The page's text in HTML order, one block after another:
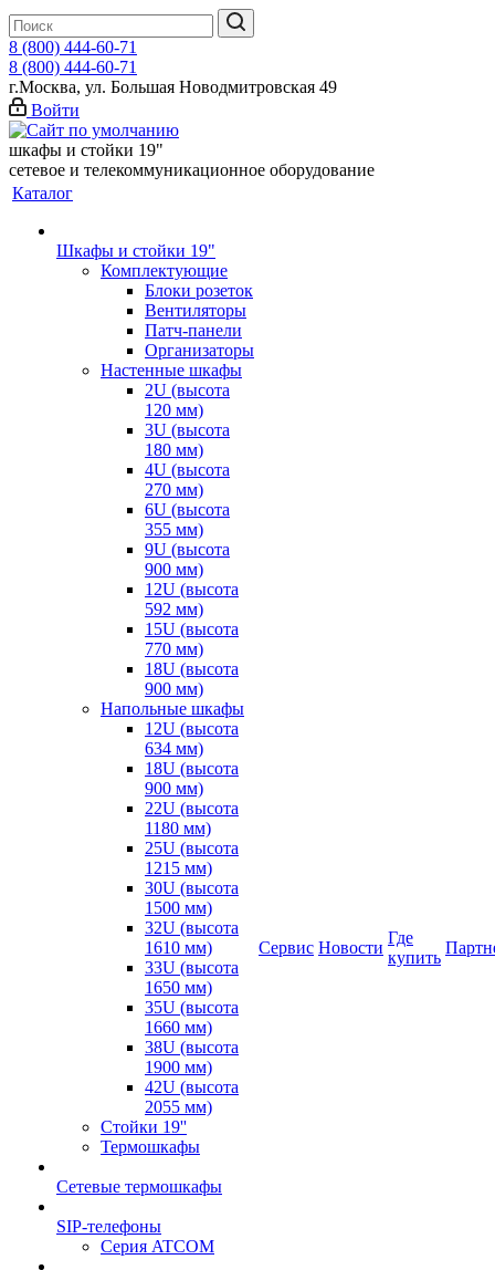
8 (800) 444-60-71
8 (800) 444-60-71
г.Москва, ул. Большая Новодмитровская 49
Войти
шкафы и стойки 19"
сетевое и телекоммуникационное оборудование
Каталог
Шкафы и стойки 19"
Комплектующие
Блоки розеток
Вентиляторы
Патч-панели
Организаторы
Настенные шкафы
2U (высота
120 мм)
3U (высота
180 мм)
4U (высота
270 мм)
6U (высота
355 мм)
9U (высота
900 мм)
12U (высота
592 мм)
15U (высота
770 мм)
18U (высота
900 мм)
Напольные шкафы
12U (высота
634 мм)
18U (высота
900 мм)
22U (высота
1180 мм)
25U (высота
1215 мм)
30U (высота
1500 мм)
32U (высота
1610 мм)
33U (высота
1650 мм)
35U (высота
1660 мм)
38U (высота
1900 мм)
42U (высота
2055 мм)
Стойки 19''
Термошкафы
Сетевые термошкафы
SIP-телефоны
Серия ATCOM
Сервис Новости
Где
купить